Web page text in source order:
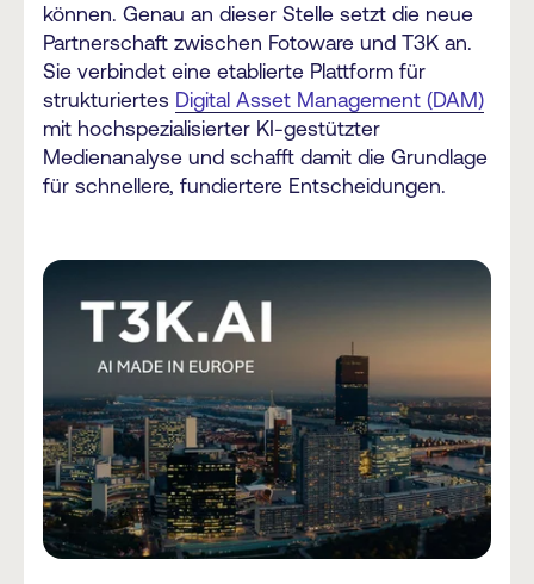
können. Genau an dieser Stelle setzt die neue
Partnerschaft zwischen Fotoware und T3K an.
Sie verbindet eine etablierte Plattform für
strukturiertes Digital Asset Management (DAM)
mit hochspezialisierter KI-gestützter
Medienanalyse und schafft damit die Grundlage
für schnellere, fundiertere Entscheidungen.